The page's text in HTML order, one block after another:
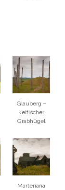
Glauberg –
keltischer
Grabhügel
Marteriana